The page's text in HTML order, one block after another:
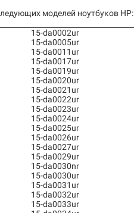
моделей ноутбуков HP:
15-da0002ur
15-da0005ur
15-da0011ur
15-da0017ur
15-da0019ur
15-da0020ur
15-da0021ur
15-da0022ur
15-da0023ur
15-da0024ur
15-da0025ur
15-da0026ur
15-da0027ur
15-da0029ur
15-da0030nr
15-da0030ur
15-da0031ur
15-da0032ur
15-da0033ur